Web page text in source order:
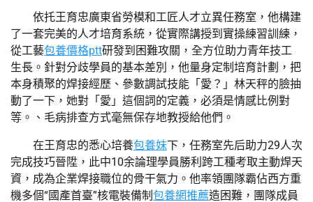
依托王育忠廣東省勞模和工匠人才立異任務室，他構建
了一套完美的人才培育系統，從實際講授到實操練習訓練，
從工藝包養價格ptt研發到困難攻關，全方位助力青年技工
生長。針對分歧學員的基本差別，他量身定制培育計劃，把
本身積聚的焊接經歷、參數調試技能「愛？」林天秤的臉抽
動了一下，她對「愛」這個詞的定義，必須是情感比例對
等。、毛病排查方式毫無保存地教授給他們。
在王育忠的悉心培養包養妹下，任務室先后助力29人次
完成技巧晉陞，此中10余論理學員勝利跨工種考取主動焊天
資，成為企業焊接職位的骨干氣力。他率領團隊霸佔西方重
機多個“國產首臺”核電裝備制 包養網推薦造困難，團隊成員